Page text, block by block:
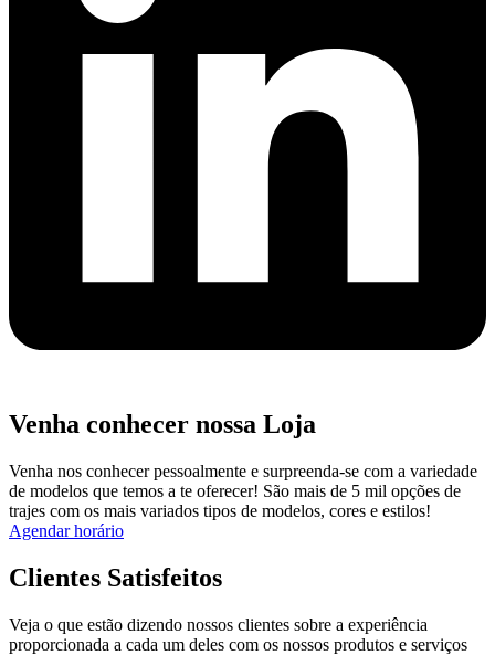
Venha conhecer nossa Loja
Venha nos conhecer pessoalmente e surpreenda-se com a variedade
de modelos que temos a te oferecer! São mais de 5 mil opções de
trajes com os mais variados tipos de modelos, cores e estilos!
Agendar horário
Clientes Satisfeitos
Veja o que estão dizendo nossos clientes sobre a experiência
proporcionada a cada um deles com os nossos produtos e serviços